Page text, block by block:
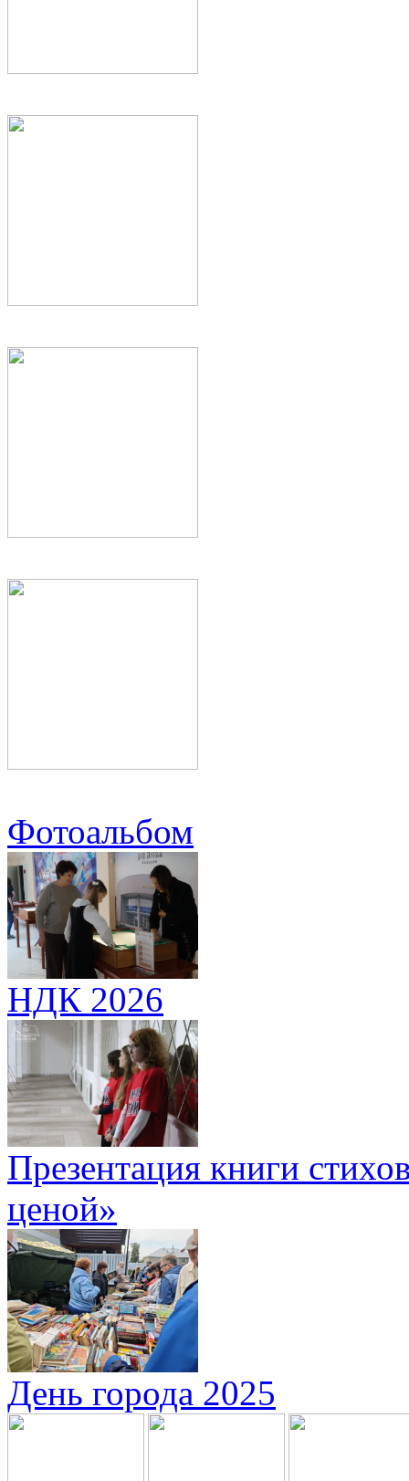
Фотоальбом
НДК 2026
Презентация книги
ценой»
День города 2025